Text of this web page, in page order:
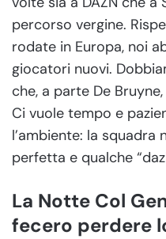
percorso vergine.
rodate in Europa, noi
giocatori nuovi.
che, a parte De
Ci vuole tempo e
l’ambiente: la squadra
perfetta e qualche
La Notte Col
fecero perdere